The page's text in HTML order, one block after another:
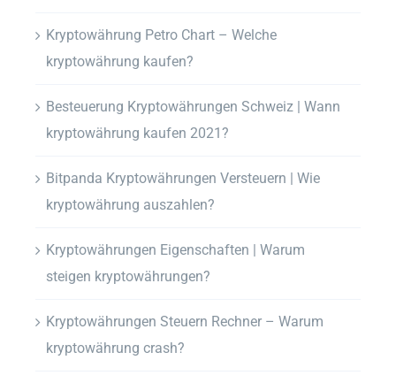
Kryptowährung Petro Chart – Welche
kryptowährung kaufen?
Besteuerung Kryptowährungen Schweiz | Wann
kryptowährung kaufen 2021?
Bitpanda Kryptowährungen Versteuern | Wie
kryptowährung auszahlen?
Kryptowährungen Eigenschaften | Warum
steigen kryptowährungen?
Kryptowährungen Steuern Rechner – Warum
kryptowährung crash?